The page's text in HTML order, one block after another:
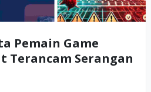
Pemain Game
Terancam Serangan